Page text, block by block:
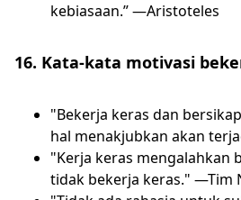
kebiasaan.” —Aristoteles
16. Kata-kata motivasi
"Bekerja keras dan
hal menakjubkan akan
"Kerja keras mengalahkan
tidak bekerja keras." —Tim